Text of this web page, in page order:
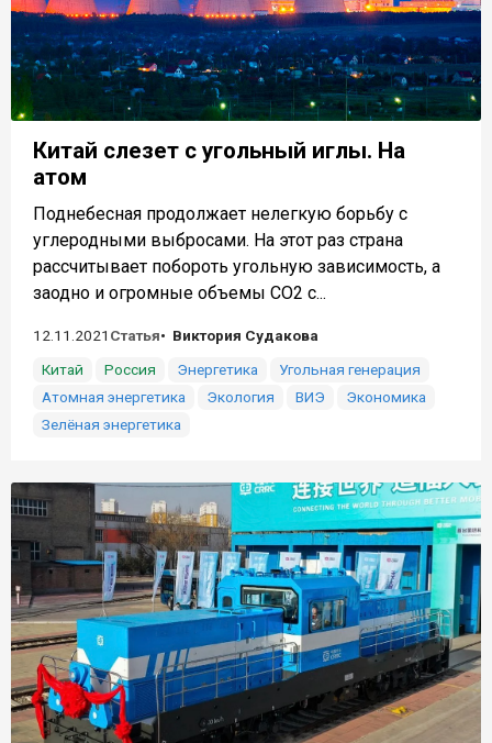
Китай слезет с угольный иглы. На
атом
Поднебесная продолжает нелегкую борьбу с
углеродными выбросами. На этот раз страна
рассчитывает побороть угольную зависимость, а
заодно и огромные объемы СО2 с...
12.11.2021 Статья
Виктория Судакова
Китай
Россия Энергетика
Угольная генерация
Атомная энергетика
Экология ВИЭ
Экономика
Зелёная энергетика